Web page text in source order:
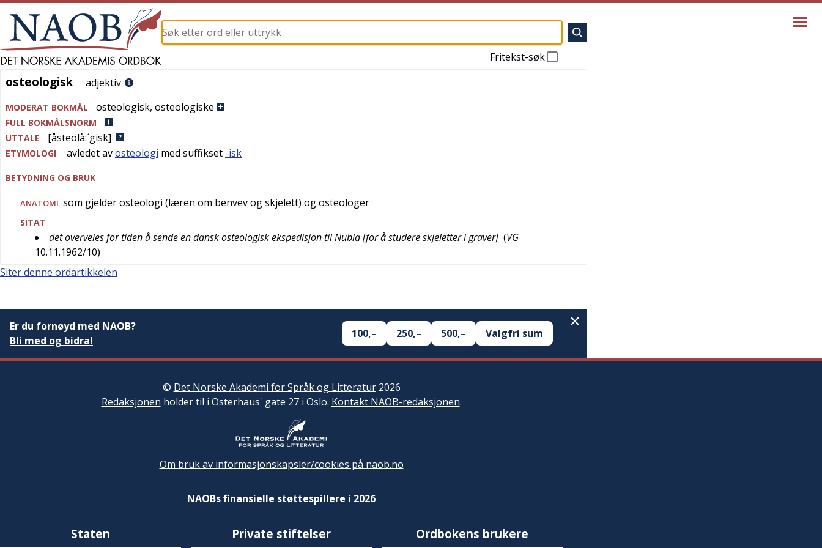
Fritekst-søk
osteologisk
osteologisk adjektiv
MODERAT BOKMÅL osteologisk, osteologiske
FULL BOKMÅLSNORM
UTTALE
[åsteolå:´gisk]
ETYMOLOGI avledet avosteologi med suffikset -isk
BETYDNING OG BRUK
ANATOMI som gjelder osteologi (læren om benvev og skjelett) og osteologer
SITAT
det overveies for tiden å sende en dansk osteologisk ekspedisjon til Nubia [for å studere skjeletter i graver] (VG
10.11.1962/10)
Siter denne ordartikkelen
Er du fornøyd med NAOB?
Bli med og bidra!
100,– 250,– 500,– Valgfri sum
© Det Norske Akademi for Språk og Litteratur2026
Redaksjonen holder til i Osterhaus' gate 27 i Oslo. Kontakt NAOB-redaksjonen.
Om bruk av informasjonskapsler/cookies på naob.no
NAOBs finansielle støttespillere i 2026
Staten Private stiftelser Ordbokens brukere